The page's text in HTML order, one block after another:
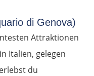
di Genova)
Attraktionen
Italien, gelegen
du